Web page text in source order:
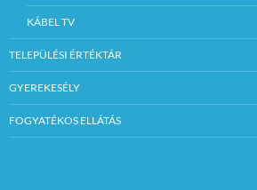
KÁBEL TV
TELEPÜLÉSI ÉRTÉKTÁR
GYEREKESÉLY
FOGYATÉKOS ELLÁTÁS